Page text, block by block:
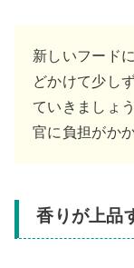
新しいフード
どかけて少し
ていきましょ
官に負担がか
香りが上品